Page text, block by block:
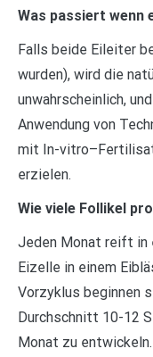
Was passiert wenn
Falls beide Eileiter
wurden), wird die
unwahrscheinlich,
Anwendung von
mit In-
erzielen.
Wie viele Follikel
Jeden Monat reift in
Eizelle in einem
Vorzyklus beginnen
Durchschnitt 10-12
Monat zu